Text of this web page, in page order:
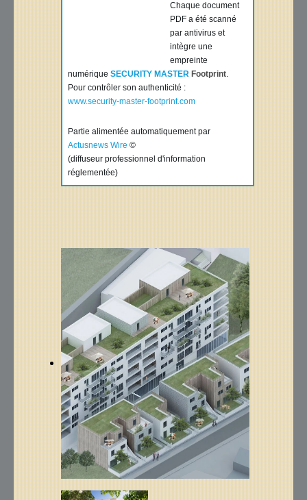
Chaque document
PDF a été scanné
par antivirus et
intègre une
empreinte
numérique SECURITY MASTER Footprint.
Pour contrôler son authenticité :
www.security-master-footprint.com
Partie alimentée automatiquement par
Actusnews Wire ©
(diffuseur professionnel d'information
réglementée)